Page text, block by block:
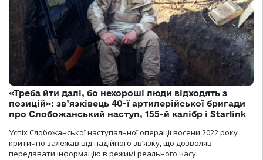
«Треба йти далі, бо нехороші люди відходять з
позицій»: зв’язківець 40-ї артилерійської бригади
про Слобожанський наступ, 155-й калібр і Starlink
Успіх Слобожанської наступальної операції восени 2022 року
критично залежав від надійного зв’язку, що дозволяв
передавати інформацію в режимі реального часу.